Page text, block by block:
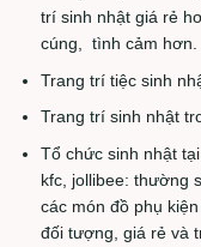
trí sinh nhật giá rẻ
cúng, tình cảm hơn.
Trang trí tiệc sinh
Trang trí sinh nhật
Tổ chức sinh nhật
kfc, jollibee: thường
các món đồ phụ
đối tượng, giá rẻ và